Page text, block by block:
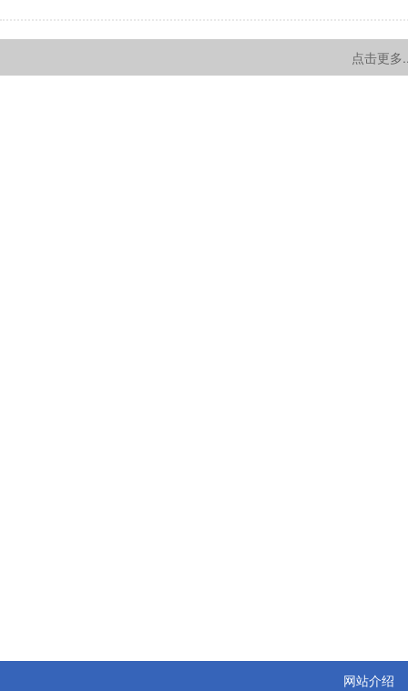
点击更多
网站介绍